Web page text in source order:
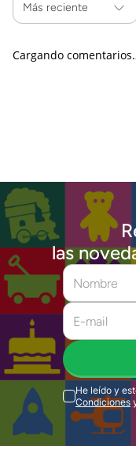
Más reciente
Cargando
las
He leído y
Condiciones